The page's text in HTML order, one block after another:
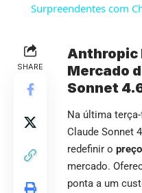
Surpreendentes com
SHARE
Anthropic
Mercado
Sonnet
Na última
Claude Sonnet
redefinir o
mercado.
ponta a um